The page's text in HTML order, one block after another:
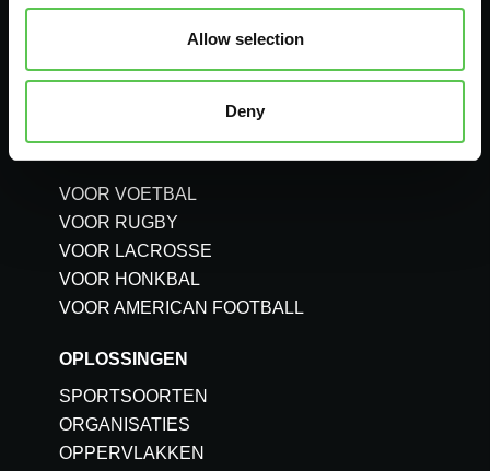
Allow selection
Deny
TURF TANK ONE
VOOR VOETBAL
VOOR RUGBY
VOOR LACROSSE
VOOR HONKBAL
VOOR AMERICAN FOOTBALL
OPLOSSINGEN
SPORTSOORTEN
ORGANISATIES
OPPERVLAKKEN